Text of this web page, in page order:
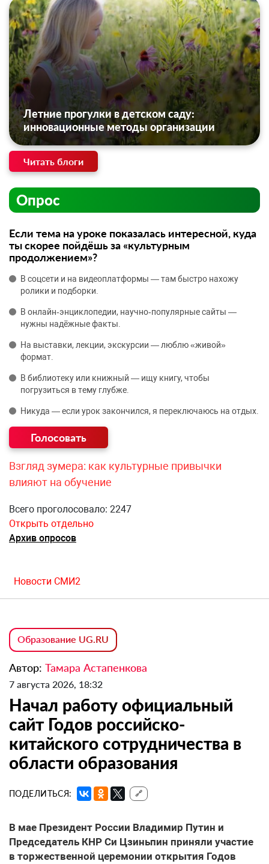
Летние прогулки в детском саду:
инновационные методы организации
Читать блоги
Опрос
Если тема на уроке показалась интересной, куда
ты скорее пойдёшь за «культурным
продолжением»?
В соцсети и на видеоплатформы — там быстро нахожу
ролики и подборки.
В онлайн‑энциклопедии, научно‑популярные сайты —
нужны надёжные факты.
На выставки, лекции, экскурсии — люблю «живой»
формат.
В библиотеку или книжный — ищу книгу, чтобы
погрузиться в тему глубже.
Никуда — если урок закончился, я переключаюсь на отдых.
Взгляд зумера: как культурные привычки
влияют на обучение
Всего проголосовало: 2247
Открыть отдельно
Архив опросов
Новости СМИ2
Образование UG.RU
Автор: Тамара Астапенкова
7 августа 2026, 18:32
Начал работу официальный
сайт Годов российско-
китайского сотрудничества в
области образования
ПОДЕЛИТЬСЯ: 🔗
В мае Президент России Владимир Путин и
Председатель КНР Си Цзиньпин приняли участие
в торжественной церемонии открытия Годов